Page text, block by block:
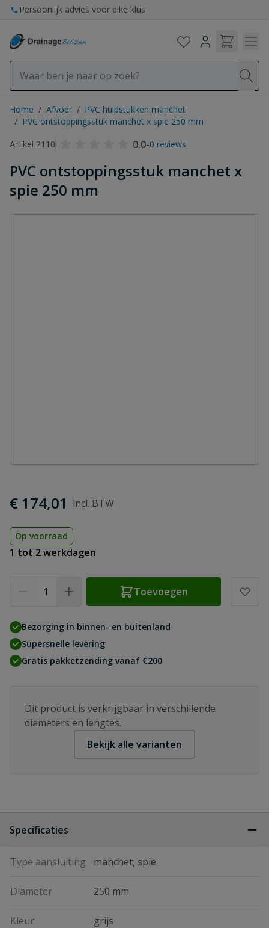
Ga naar de inhoud
Persoonlijk advies voor elke klus
Home / Afvoer / PVC hulpstukken manchet
/ PVC ontstoppingsstuk manchet x spie 250 mm
Artikel 2110
0.0-0 reviews
PVC ontstoppingsstuk manchet x
spie 250 mm
€ 174,01
Op voorraad
1 tot 2 werkdagen
Toevoegen
Bezorging in binnen- en buitenland
Supersnelle levering
Gratis pakketzending vanaf €200
Dit product is verkrijgbaar in verschillende
diameters en lengtes.
Bekijk alle varianten
Specificaties
Type aansluiting manchet, spie
Diameter 250 mm
Kleur grijs